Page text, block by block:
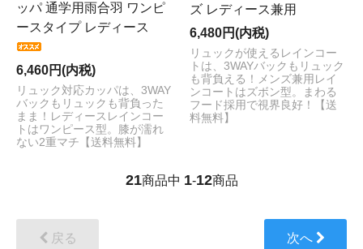
ッパ 通学用雨合羽 ワンピ
ースタイプ レディース
6,460円(内税)
リュック対応カッパは、3WAY
バックもリュックも背負った
まま！レディースレインコー
トはワンピース型。膝が濡れ
ない2重マチ【送料無料】
ズ レディース兼用
6,480円(内税)
リュックが使えるレインコー
トは、3WAYバックもリュック
も背負える！メンズ兼用レイ
ンコートはズボン型。まわる
フード採用で視界良好！【送
料無料】
21商品中 1-12商品
戻る 次へ